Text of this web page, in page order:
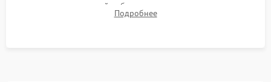
времени автономной работы, температурного режима и
корректности формы выходного сигнала.
Подробнее